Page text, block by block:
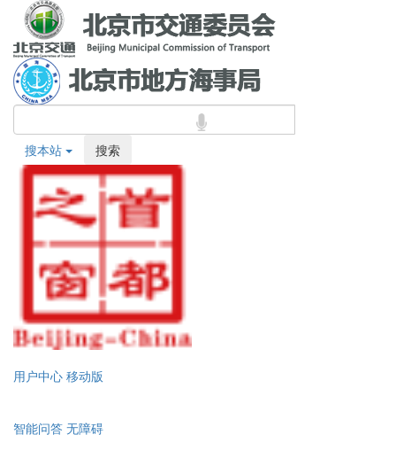
搜本站 搜索
用户中心 移动版
智能问答 无障碍